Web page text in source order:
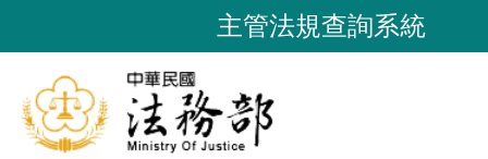
到
要
內
主管法規查詢系統